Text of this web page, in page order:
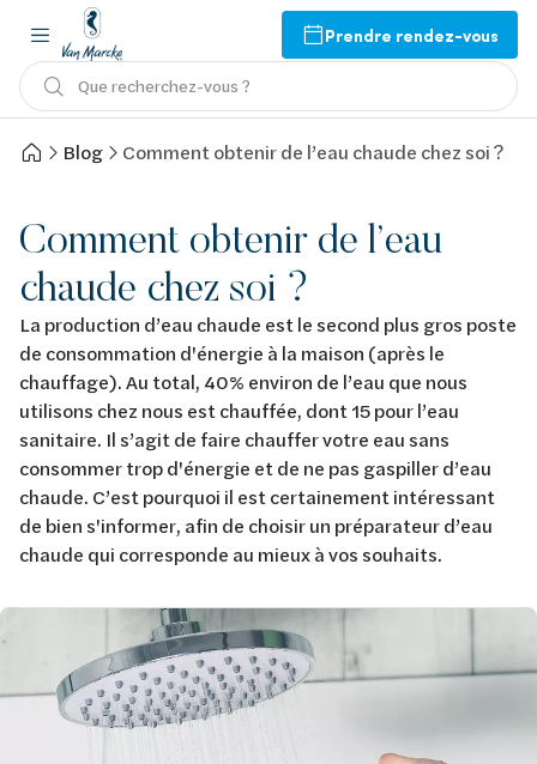
Prendre rendez-vous
Que recherchez-vous ?
Blog Comment obtenir de l’eau chaude chez soi ?
Comment obtenir de l’eau
chaude chez soi ?
La production d’eau chaude est le second plus gros poste
de consommation d'énergie à la maison (après le
chauffage). Au total, 40% environ de l’eau que nous
utilisons chez nous est chauffée, dont 15 pour l’eau
sanitaire. Il s’agit de faire chauffer votre eau sans
consommer trop d'énergie et de ne pas gaspiller d’eau
chaude. C’est pourquoi il est certainement intéressant
de bien s'informer, afin de choisir un préparateur d’eau
chaude qui corresponde au mieux à vos souhaits.
Afbeelding